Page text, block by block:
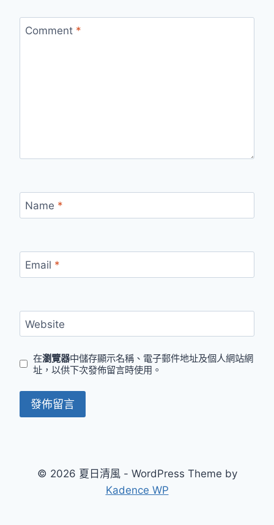
Comment *
Name *
Email *
Website
在瀏覽器中儲存顯示名稱、電子郵件地址及個人網站網
址，以供下次發佈留言時使用。
© 2026 夏日清風 - WordPress Theme by
Kadence WP